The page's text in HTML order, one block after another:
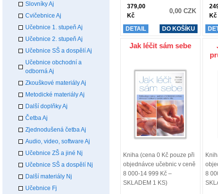
Slovníky Aj
Cvičebnice Aj
Učebnice 1. stupeň Aj
Učebnice 2. stupeň Aj
Učebnice SŠ a dospělí Aj
Učebnice obchodní a
odborná Aj
Zkouškové materiály Aj
Metodické materiály Aj
Další doplňky Aj
Četba Aj
Zjednodušená četba Aj
Audio, video, software Aj
Učebnice ZŠ a jiné Nj
Učebnice SŠ a dospělí Nj
Další materiály Nj
Učebnice Fj
379,00
Kč
0,00 CZK
DETAIL DO KOŠÍKU
Kč
Jak léčit sám sebe
Kniha (cena 0 Kč pouze při
objednávce učebnic v ceně
8 000-14 999 Kč –
SKLADEM 1 KS)
8